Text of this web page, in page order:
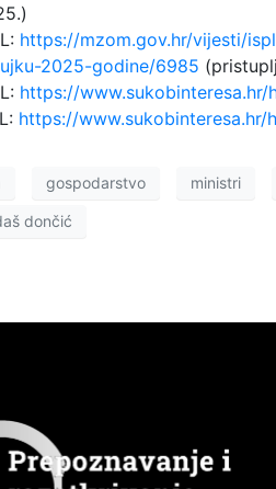
https://mzom.gov.hr/vijesti/
2025-godine/6985
https://
https://
gospodarstvo ministri
dončić